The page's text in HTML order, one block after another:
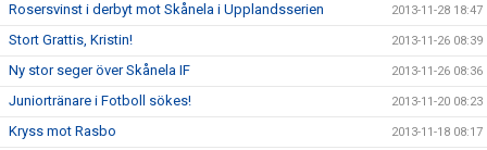
Rosersvinst i derbyt mot Skånela i Upplandsserien 2013-11-28 18:47
Stort Grattis, Kristin! 2013-11-26 08:39
Ny stor seger över Skånela IF 2013-11-26 08:36
Juniortränare i Fotboll sökes! 2013-11-20 08:23
Kryss mot Rasbo 2013-11-18 08:17